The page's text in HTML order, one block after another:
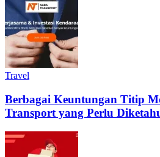
Travel
Berbagai Keuntungan Titip
Transport yang Perlu